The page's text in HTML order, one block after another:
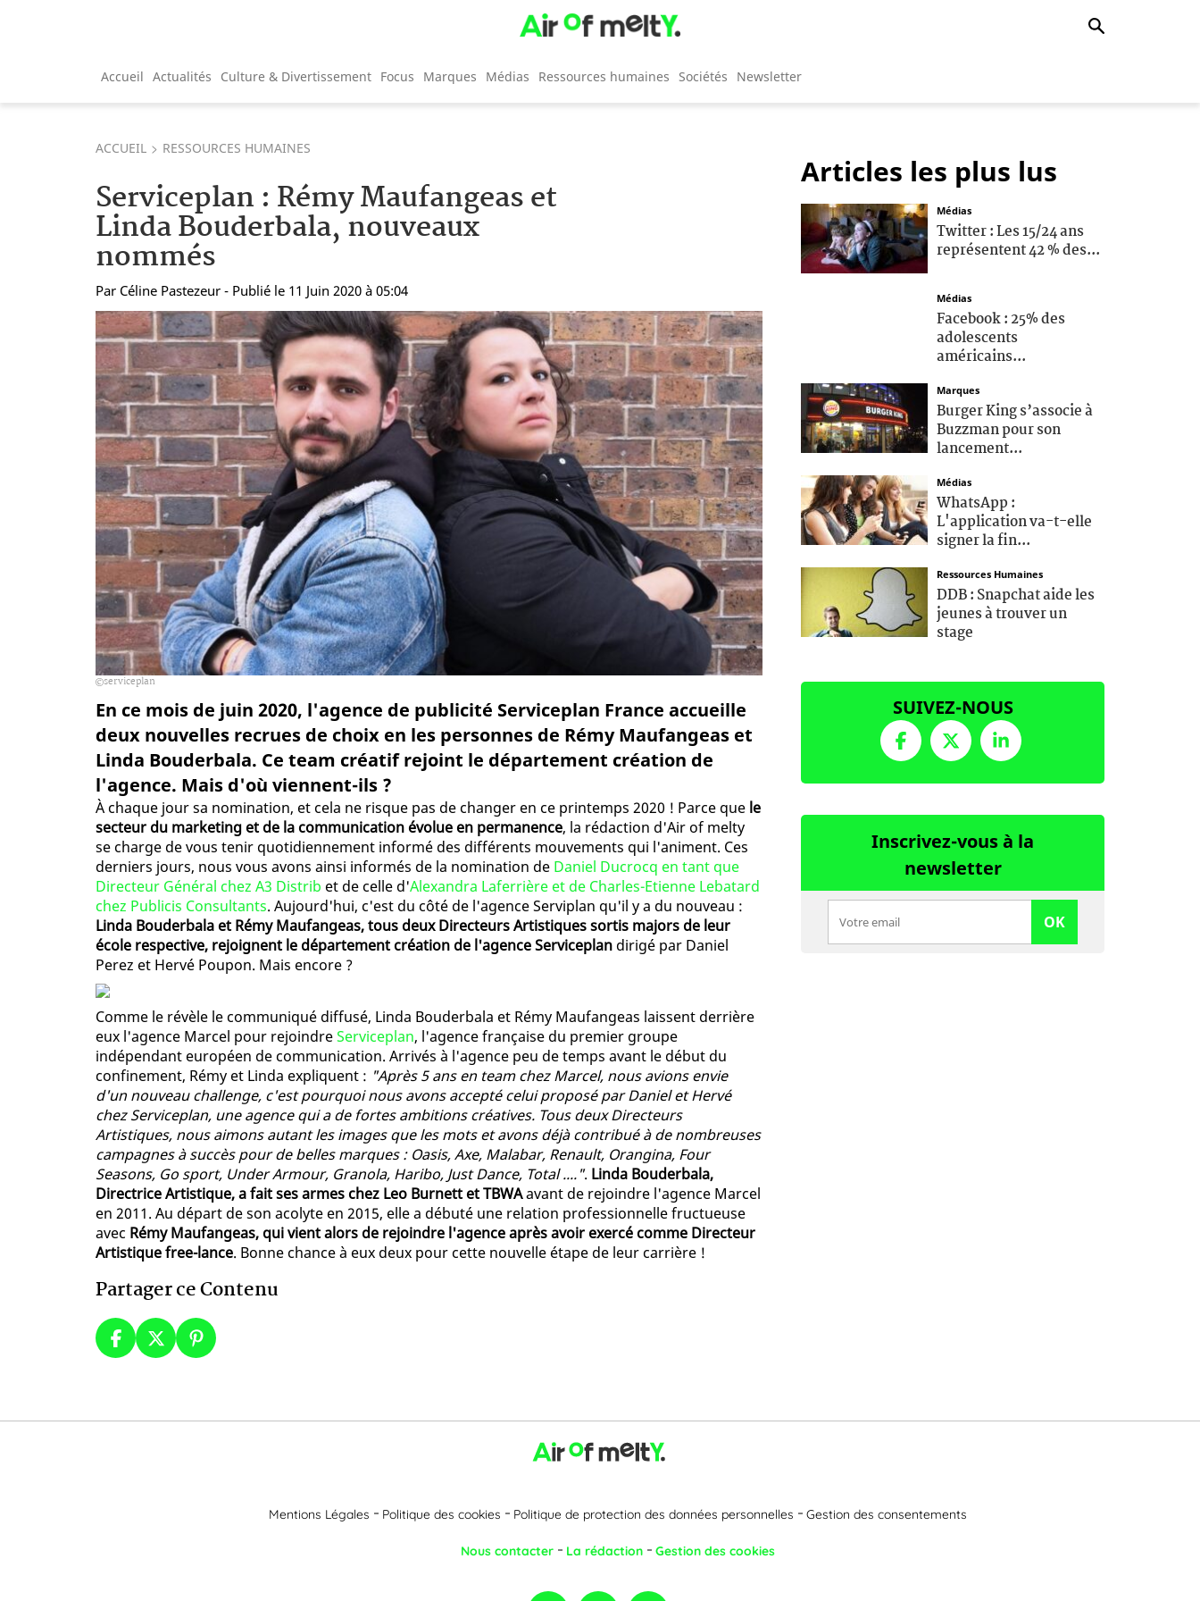
Accueil Actualités Culture & Divertissement Focus Marques Médias Ressources humaines Sociétés Newsletter
ACCUEIL RESSOURCES HUMAINES
Serviceplan : Rémy Maufangeas et
Linda Bouderbala, nouveaux
nommés
Par Céline Pastezeur - Publié le 11 Juin 2020 à 05:04
serviceplan
En ce mois de juin 2020, l'agence de publicité Serviceplan France accueille
deux nouvelles recrues de choix en les personnes de Rémy Maufangeas et
Linda Bouderbala. Ce team créatif rejoint le département création de
l'agence. Mais d'où viennent-ils ?
À chaque jour sa nomination, et cela ne risque pas de changer en ce printemps 2020 ! Parce que le
secteur du marketing et de la communication évolue en permanence, la rédaction d'Air of melty
se charge de vous tenir quotidiennement informé des différents mouvements qui l'animent. Ces
derniers jours, nous vous avons ainsi informés de la nomination de Daniel Ducrocq en tant que
Directeur Général chez A3 Distrib et de celle d'Alexandra Laferrière et de Charles-Etienne Lebatard
chez Publicis Consultants. Aujourd'hui, c'est du côté de l'agence Serviplan qu'il y a du nouveau :
Linda Bouderbala et Rémy Maufangeas, tous deux Directeurs Artistiques sortis majors de leur
école respective, rejoignent le département création de l'agence Serviceplan dirigé par Daniel
Perez et Hervé Poupon. Mais encore ?
Comme le révèle le communiqué diffusé, Linda Bouderbala et Rémy Maufangeas laissent derrière
eux l'agence Marcel pour rejoindreServiceplan, l'agence française du premier groupe
indépendant européen de communication. Arrivés à l'agence peu de temps avant le début du
confinement, Rémy et Linda expliquent : "Après 5 ans en team chez Marcel, nous avions envie
d'un nouveau challenge, c'est pourquoi nous avons accepté celui proposé par Daniel et Hervé
chez Serviceplan, une agence qui a de fortes ambitions créatives. Tous deux Directeurs
Artistiques, nous aimons autant les images que les mots et avons déjà contribué à de nombreuses
campagnes à succès pour de belles marques : Oasis, Axe, Malabar, Renault, Orangina, Four
Seasons, Go sport, Under Armour, Granola, Haribo, Just Dance, Total ....". Linda Bouderbala,
Directrice Artistique, a fait ses armes chez Leo Burnett et TBWAavant de rejoindre l'agence Marcel
en 2011. Au départ de son acolyte en 2015, elle a débuté une relation professionnelle fructueuse
avec Rémy Maufangeas, qui vient alors de rejoindre l'agence après avoir exercé comme Directeur
Artistique free-lance. Bonne chance à eux deux pour cette nouvelle étape de leur carrière !
Partager ce Contenu
Articles les plus lus
Médias
Twitter : Les 15/24 ans
représentent 42 % des...
Médias
Facebook : 25% des
adolescents
américains...
Marques
Burger King s’associe à
Buzzman pour son
lancement...
Médias
WhatsApp :
L'application va-t-elle
signer la fin...
Ressources Humaines
DDB : Snapchat aide les
jeunes à trouver un
stage
SUIVEZ-NOUS
Inscrivez-vous à la
newsletter
OK
Mentions Légales Politique des cookies Politique de protection des données personnelles Gestion des consentements
Nous contacter La rédaction Gestion des cookies